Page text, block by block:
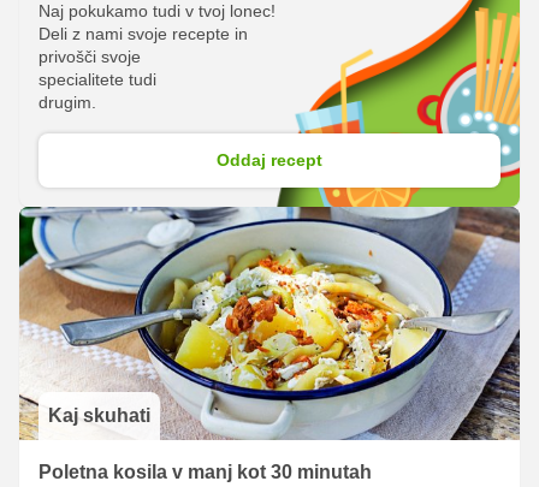
Naj pokukamo tudi v tvoj lonec!
Deli z nami svoje recepte in
privošči svoje
specialitete tudi
drugim.
Oddaj recept
Kaj skuhati
Poletna kosila v manj kot 30 minutah